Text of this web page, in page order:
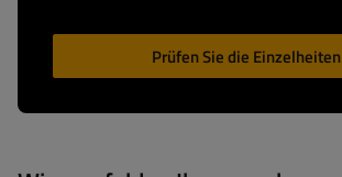
Prüfen Sie die Einzelheiten